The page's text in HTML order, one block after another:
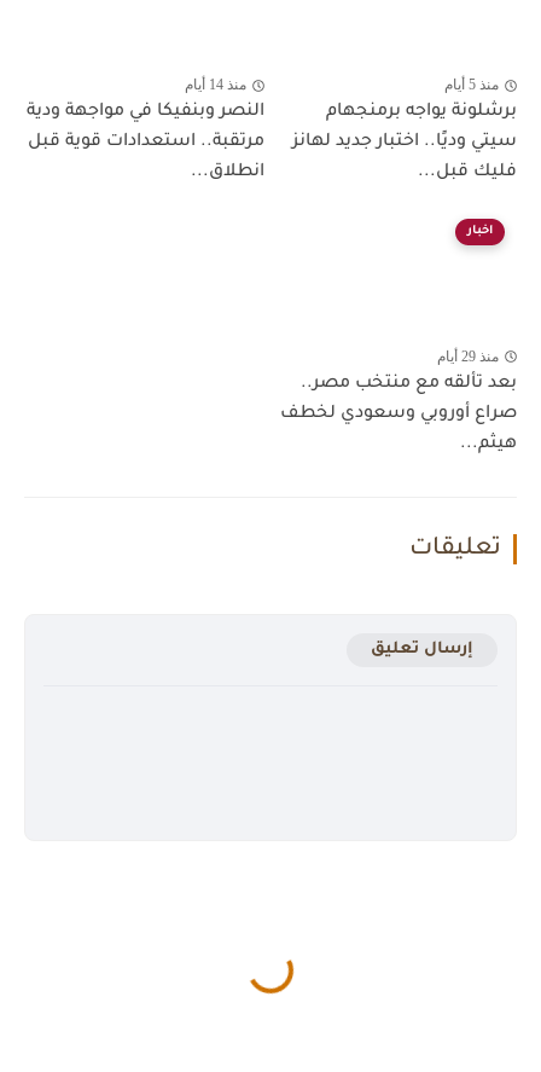
منذ 5 أيام
برشلونة يواجه برمنجهام
سيتي وديًا.. اختبار جديد لهانز
فليك قبل...
منذ 14 أيام
النصر وبنفيكا في مواجهة ودية
مرتقبة.. استعدادات قوية قبل
انطلاق...
اخبار
منذ 29 أيام
بعد تألقه مع منتخب مصر..
صراع أوروبي وسعودي لخطف
هيثم...
تعليقات
إرسال تعليق